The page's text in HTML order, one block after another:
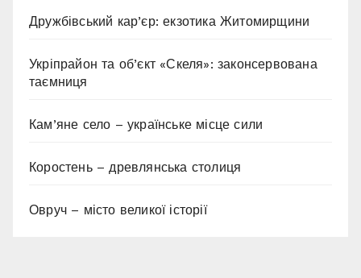
Дружбівський кар’єр: екзотика Житомирщини
Укріпрайон та об’єкт «Скеля»: законсервована
таємниця
Кам’яне село – українське місце сили
Коростень – древлянська столиця
Овруч – місто великої історії